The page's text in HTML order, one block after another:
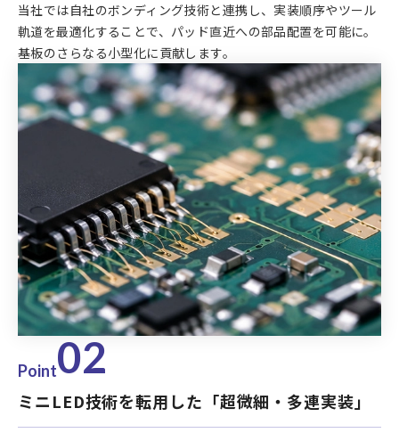
当社では自社のボンディング技術と連携し、実装順序やツール
軌道を最適化することで、パッド直近への部品配置を可能に。
基板のさらなる小型化に貢献します。
Point02
ミニLED技術を転用した「超微細・多連実装」